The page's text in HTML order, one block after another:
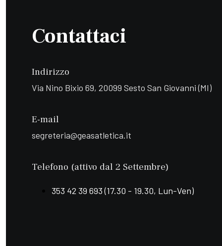
Contattaci
Indirizzo
Via Nino Bixio 69, 20099 Sesto San Giovanni (MI)
E-mail
segreteria@geasatletica.it
Telefono (attivo dal 2 Settembre)
353 42 39 693 (17.30 - 19.30, Lun-Ven)